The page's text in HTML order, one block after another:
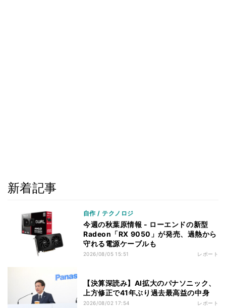
新着記事
自作 / テクノロジ
今週の秋葉原情報 - ローエンドの新型
Radeon「RX 9050」が発売、過熱から
守れる電源ケーブルも
2026/08/05 15:51 レポート
【決算深読み】AI拡大のパナソニック、
上方修正で41年ぶり過去最高益の中身
2026/08/02 17:54 レポート